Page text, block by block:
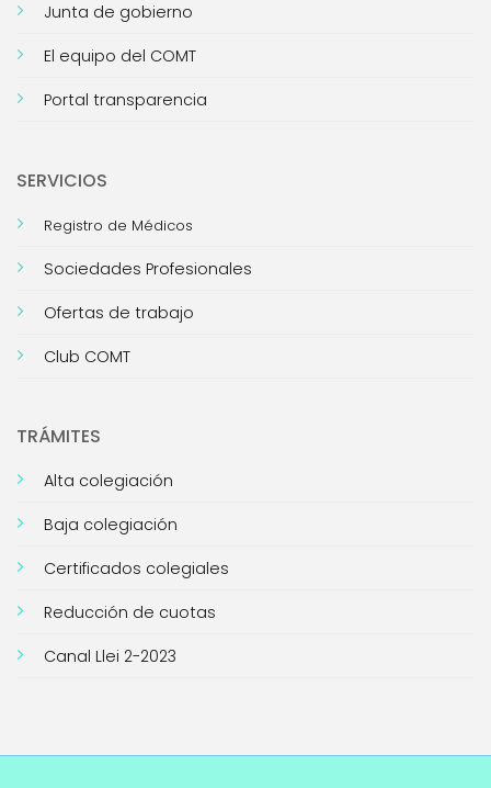
Junta de gobierno
El equipo del COMT
Portal transparencia
SERVICIOS
Registro de Médicos
Sociedades Profesionales
Ofertas de trabajo
Club COMT
TRÁMITES
Alta colegiación
Baja colegiación
Certificados colegiales
Reducción de cuotas
Canal Llei 2-2023